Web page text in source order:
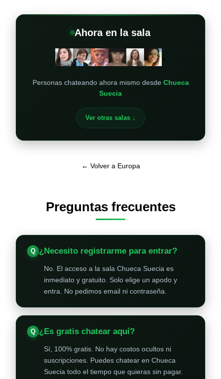
Ahora en la sala
Personas chateando ahora mismo desde Chueca
Suecia
Ver otras salas ↓
← Volver a Europa
Preguntas frecuentes
¿Necesito registrarme para entrar?
No. El acceso a la sala Chueca Suecia es
inmediato y gratuito. Solo elige un apodo y
entra. No pedimos email ni contraseña.
¿Es gratis chatear aquí?
Sí, 100% gratis. No hay costos ocultos ni
suscripciones. Puedes chatear en Chueca
Suecia todo el tiempo que quieras sin pagar.